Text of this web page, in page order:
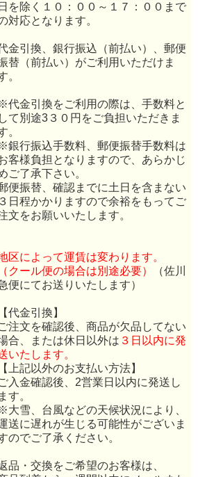
日を除く１０：００～１７：００まで
対応となります。
金引換、銀行振込（前払い）、郵便
替（前払い）がご利用いただけま
。
代金引換をご利用の際は、手数料と
して別途3３０円をご負担いただきま
。
銀行振込手数料、郵便振替手数料は
客様負担となりますので、あらかじ
ご了承下さい。
便振替、確認までに土日を含まない
３日程かかりますので余裕をもってご
文をお願いいたします。
区によって運賃は変わります。
（クール便の場合は別途必要）
（佐川
便にてお送りいたします）
【代金引換】
注文を確認後、商品が欠品してない
合、または休日以外は ３日以内に発
いたします。
【上記以外のお支払い方法】
入金確認後、2営業日以内に発送し
ます。
大雪、台風などの天候状況により、
送に遅れが生じる可能性がございま
のでご了承ください。
品・交換をご希望のお客様は、